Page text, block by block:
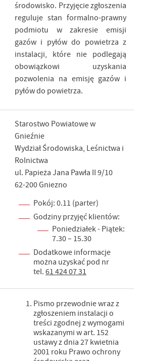
środowisko. Przyjęcie zgłoszenia
reguluje stan formalno-prawny
podmiotu w zakresie emisji
gazów i pyłów do powietrza z
instalacji, które nie podlegają
obowiązkowi uzyskania
pozwolenia na emisję gazów i
pyłów do powietrza.
Starostwo Powiatowe w
Gnieźnie
Wydział Środowiska, Leśnictwa i
Rolnictwa
ul. Papieża Jana Pawła II 9/10
62-200 Gniezno
Pokój: 0.11 (parter)
Godziny przyjęć klientów:
Poniedziałek - Piątek:
7.30 – 15.30
Dodatkowe informacje
można uzyskać pod nr
tel. 61 424 07 31
Pismo przewodnie wraz z
zgłoszeniem instalacji o
treści zgodnej z wymogami
wskazanymi w art. 152
ustawy z dnia 27 kwietnia
2001 roku Prawo ochrony